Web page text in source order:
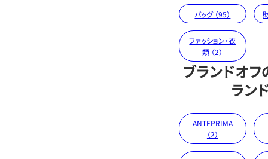
バッグ （95）
ファッション・衣
類 （2）
ブランドオ
ラン
ANTEPRIMA
（2）